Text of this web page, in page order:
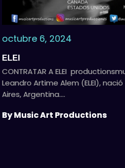
octubre 6, 2024
ELEI
CONTRATAR A ELEI
Leandro Artime Alem (ELEI),
Aires, Argentina.…
By Music Art Productions